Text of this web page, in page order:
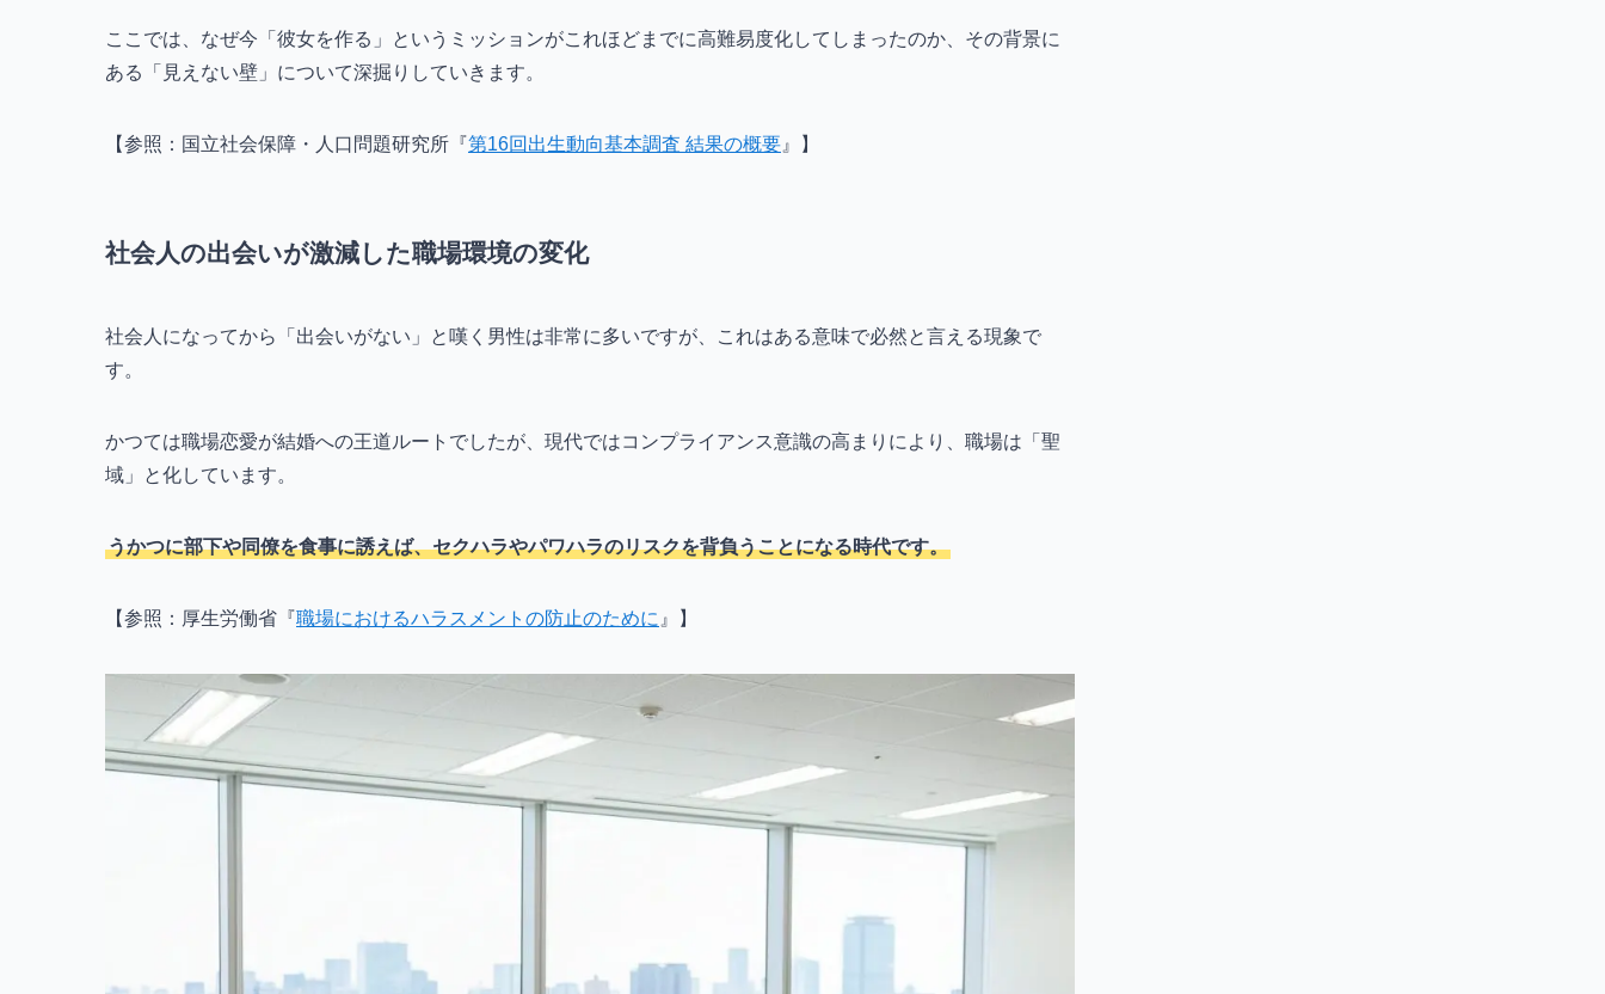
ここでは、なぜ今「彼女を作る」というミッションがこれほどまでに高難易度化してしまったのか、その背景に
ある「見えない壁」について深掘りしていきます。
【参照：国立社会保障・人口問題研究所『第16回出生動向基本調査 結果の概要 』】
社会人の出会いが激減した職場環境の変化
社会人になってから「出会いがない」と嘆く男性は非常に多いですが、これはある意味で必然と言える現象で
す。
かつては職場恋愛が結婚への王道ルートでしたが、現代ではコンプライアンス意識の高まりにより、職場は「聖
域」と化しています。
うかつに部下や同僚を食事に誘えば、セクハラやパワハラのリスクを背負うことになる時代です。
【参照：厚生労働省『職場におけるハラスメントの防止のために 』】